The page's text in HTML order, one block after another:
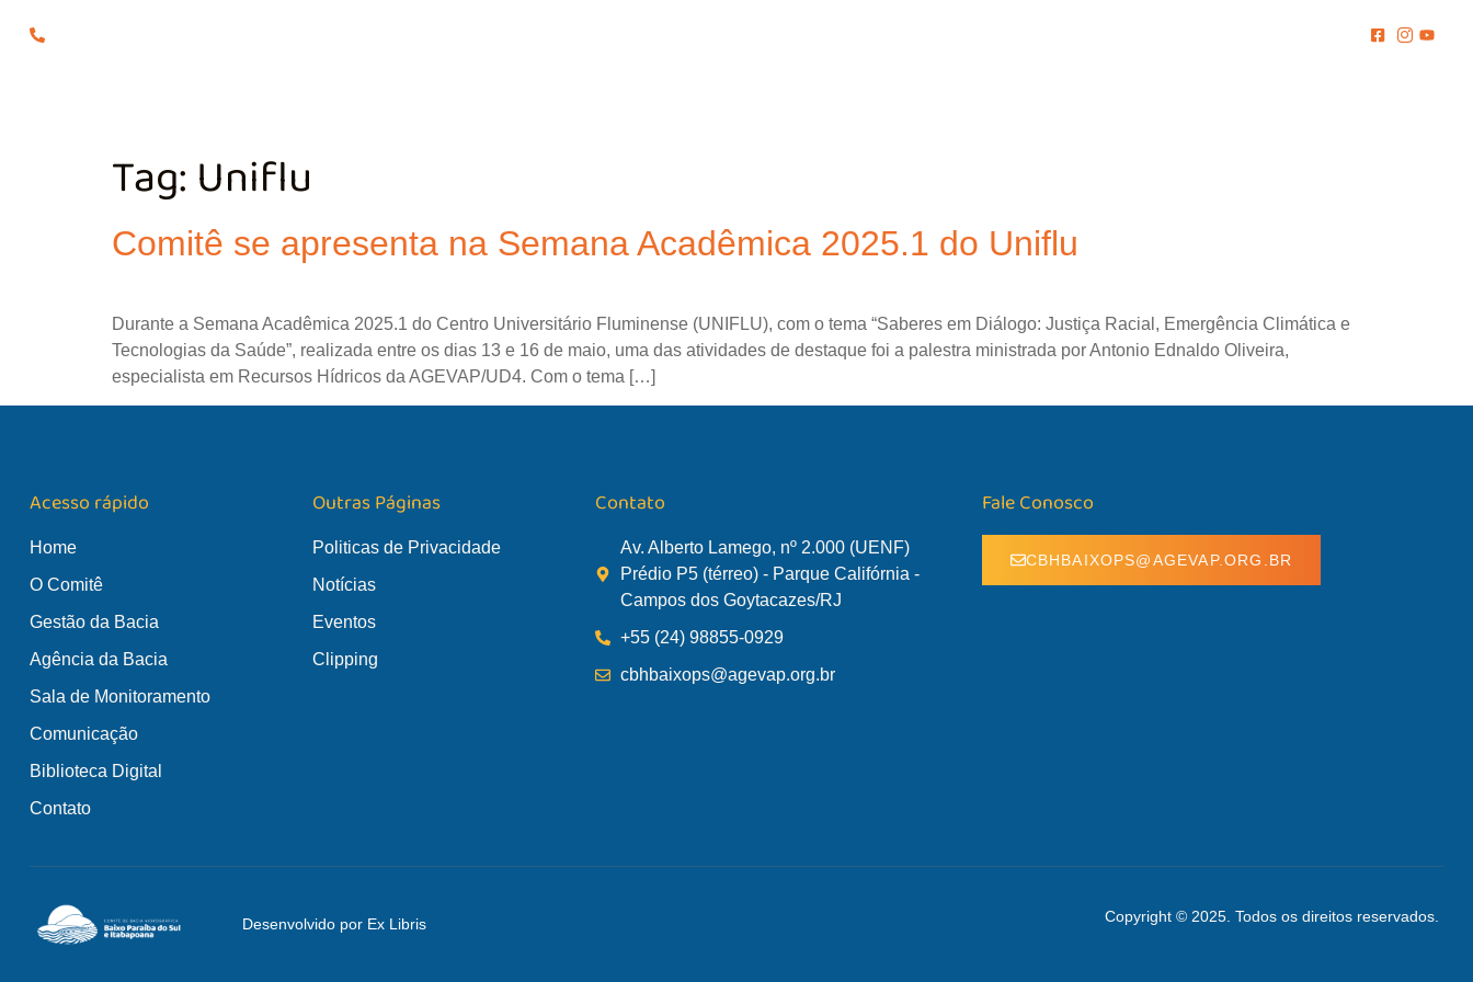
Tag: Uniflu
Comitê se apresenta na Semana Acadêmica 2025.1 do Uniflu
Durante a Semana Acadêmica 2025.1 do Centro Universitário Fluminense (UNIFLU), com o tema “Saberes em Diálogo: Justiça Racial, Emergência Climática e
Tecnologias da Saúde”, realizada entre os dias 13 e 16 de maio, uma das atividades de destaque foi a palestra ministrada por Antonio Ednaldo Oliveira,
especialista em Recursos Hídricos da AGEVAP/UD4. Com o tema […]
Acesso rápido
Home
O Comitê
Gestão da Bacia
Agência da Bacia
Sala de Monitoramento
Comunicação
Biblioteca Digital
Contato
Outras Páginas
Politicas de Privacidade
Notícias
Eventos
Clipping
Contato
Av. Alberto Lamego, nº 2.000 (UENF)
Prédio P5 (térreo) - Parque Califórnia -
Campos dos Goytacazes/RJ
+55 (24) 98855-0929
cbhbaixops@agevap.org.br
Fale Conosco
CBHBAIXOPS@AGEVAP.ORG.BR
Desenvolvido por Ex Libris Copyright © 2025. Todos os direitos reservados.